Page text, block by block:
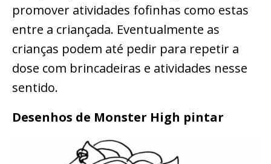
promover atividades fofinhas como estas
entre a criançada. Eventualmente as
crianças podem até pedir para repetir a
dose com brincadeiras e atividades nesse
sentido.
Desenhos de Monster High pintar